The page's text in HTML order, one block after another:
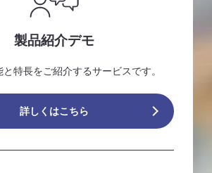
製品紹介デモ
特長をご紹介するサービスです。
詳しくはこちら